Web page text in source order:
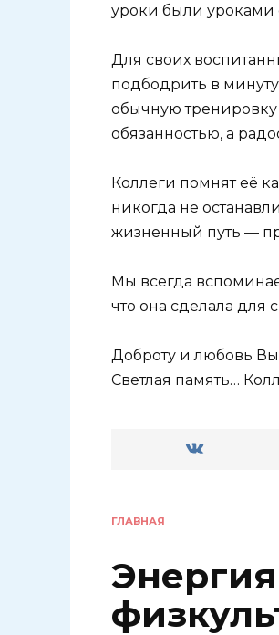
уроки были уроками
Для своих
подбодрить в
обычную
обязанностью, а
Коллеги помнят её
никогда не
жизненный путь —
Мы всегда
что она сделала для
Доброту и любовь
Светлая память…
ГЛАВНАЯ